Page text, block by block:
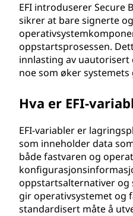
EFI introduserer Secure
sikrer at bare signerte
oppstartsprosessen.
innlasting av uautorisert
noe som øker
Hva er EFI-
EFI-variabler er
som inneholder data
både fastvaren og
oppstartsalternativer og
gir operativsystemet og
standardisert måte å